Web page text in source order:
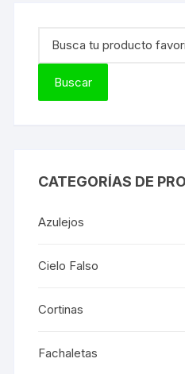
CATEGORÍAS DE
Azulejos
Cielo Falso
Cortinas
Fachaletas